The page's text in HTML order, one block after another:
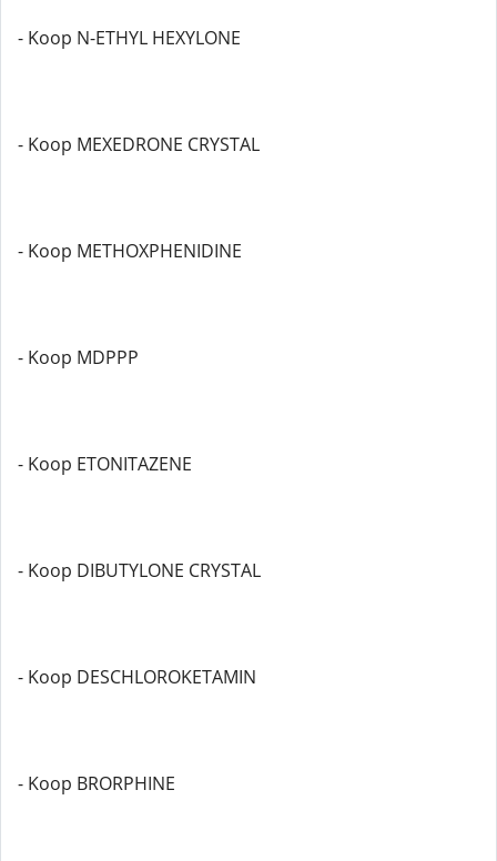
- Koop N-ETHYL HEXYLONE
- Koop MEXEDRONE CRYSTAL
- Koop METHOXPHENIDINE
- Koop MDPPP
- Koop ETONITAZENE
- Koop DIBUTYLONE CRYSTAL
- Koop DESCHLOROKETAMIN
- Koop BRORPHINE